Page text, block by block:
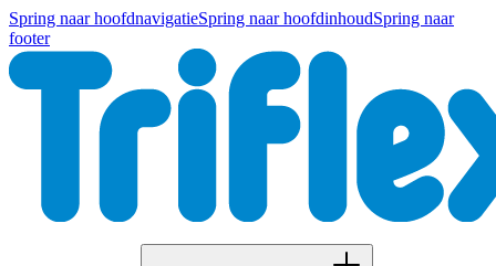
Spring naar hoofdnavigatieSpring naar hoofdinhoudSpring naar
footer